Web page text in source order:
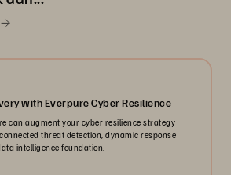
with Everpure Cyber Resilience
can augment your cyber resilience strategy
threat detection, dynamic response
intelligence foundation.